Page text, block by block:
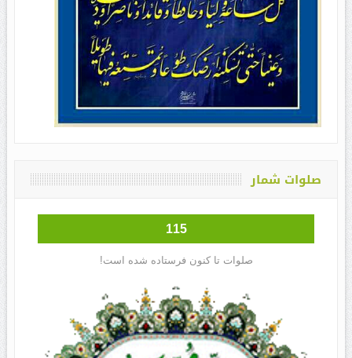
صلوات شمار
115
صلوات تا کنون فرستاده شده است!